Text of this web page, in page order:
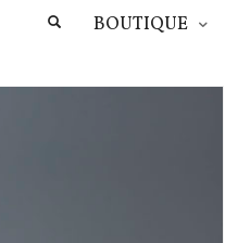
BOUTIQUE